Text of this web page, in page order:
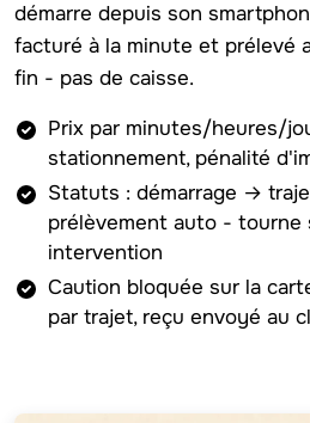
démarre depuis son
facturé à la minute et prélevé
fin - pas de caisse.
Prix par minutes/heures/
stationnement, pénalité
Statuts : démarrage →
prélèvement auto - tourne
intervention
Caution bloquée sur la
par trajet, reçu envoyé au